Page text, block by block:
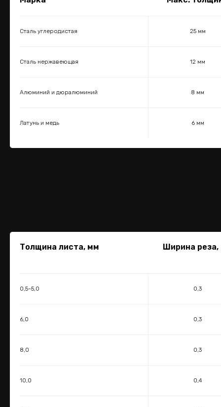
Сталь углеродистая 25 мм
Сталь нержавеющая 12 мм
Алюминий и дюралюминий 8 мм
Латунь и медь 6 мм
Толщина листа, мм Ширина
0,5-5,0 0,3
6,0 0,3
8,0 0,3
10,0 0,4